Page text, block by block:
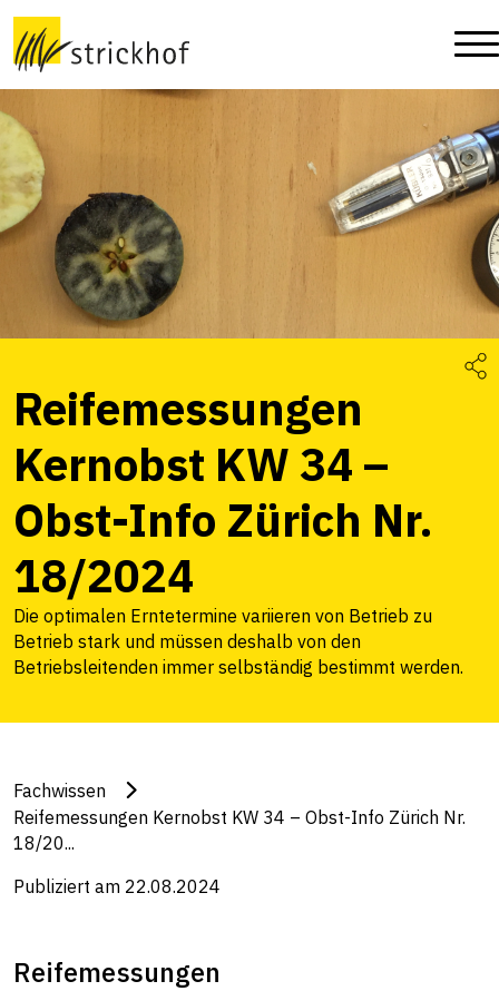
Reifemessungen
Kernobst KW 34 –
Obst-Info Zürich Nr.
18/2024
Die optimalen Erntetermine variieren von Betrieb zu
Betrieb stark und müssen deshalb von den
Betriebsleitenden immer selbständig bestimmt werden.
Fachwissen
Reifemessungen Kernobst KW 34 – Obst-Info Zürich Nr.
18/20...
Publiziert am 22.08.2024
Reifemessungen